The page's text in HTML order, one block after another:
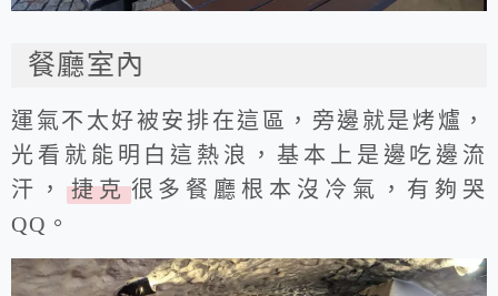
餐廳室內
運氣不太好被安排在這區，旁邊就是烤爐，
光看就能明白這熱浪，基本上是邊吃邊流
汗，
捷克很多餐廳根本沒冷氣，有夠哭
QQ。